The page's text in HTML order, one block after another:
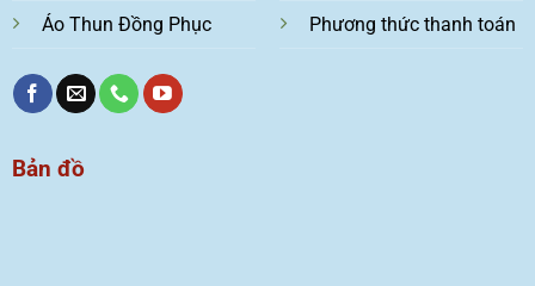
Áo Thun Đồng Phục Phương thức thanh toán
Bản đồ